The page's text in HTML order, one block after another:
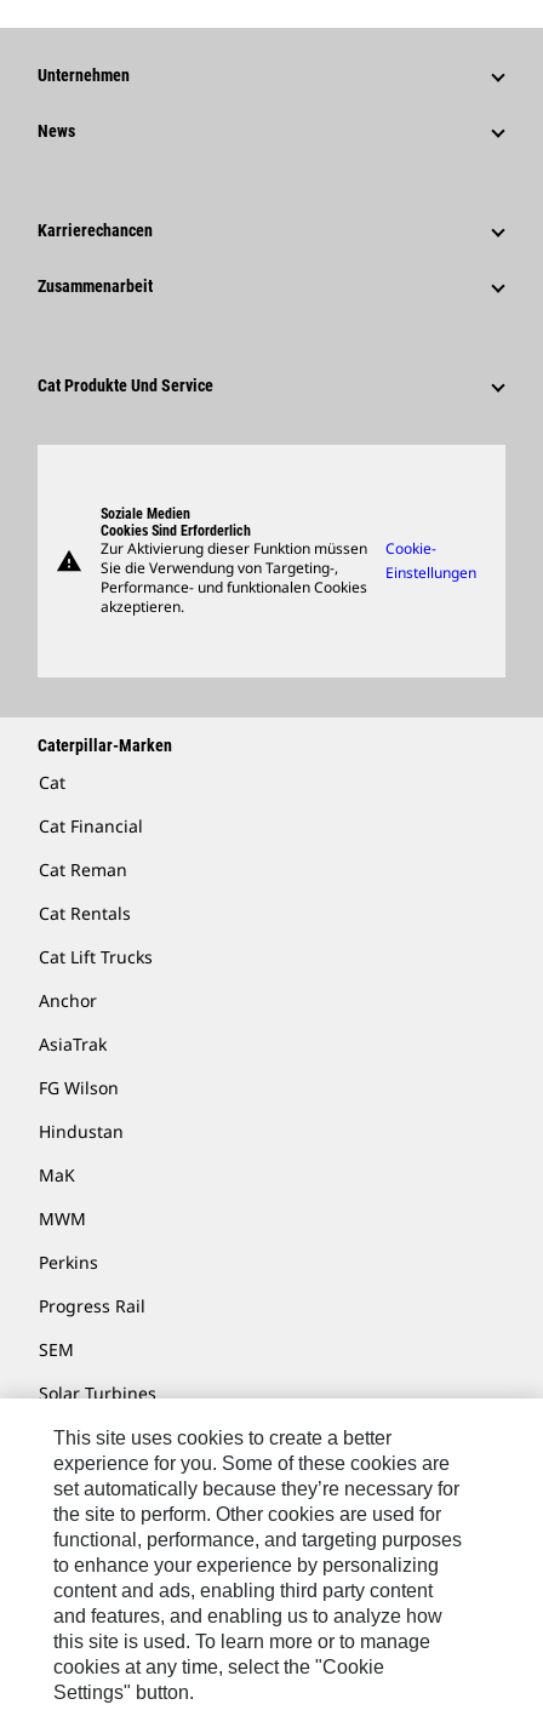
Unternehmen
Strategie
Verhaltenskodex
Innovation
News
Unternehmensweite Pressemitteilungen
Karrierechancen
Warum Caterpillar?
Zusammenarbeit
Lieferanten
Cat Produkte Und Service
Support
Merchandise
Händler Suchen
warning
Soziale Medien
Cookies Sind Erforderlich
Zur Aktivierung dieser Funktion müssen
Sie die Verwendung von Targeting-,
Performance- und funktionalen Cookies
akzeptieren.
Cookie-
Einstellungen
Caterpillar-Marken
Cat
Cat Financial
Cat Reman
Cat Rentals
Cat Lift Trucks
Anchor
AsiaTrak
FG Wilson
Hindustan
MaK
MWM
Perkins
Progress Rail
SEM
Solar Turbines
SPM Oil & Gas
Turner Powertrain Systems
Kontakt/Imprint
Sitemap
Cookie Settings
Rechtliche Hinweise
This site uses cookies to create a better
experience for you. Some of these cookies are
set automatically because they’re necessary for
the site to perform. Other cookies are used for
functional, performance, and targeting purposes
to enhance your experience by personalizing
content and ads, enabling third party content
and features, and enabling us to analyze how
this site is used. To learn more or to manage
cookies at any time, select the "Cookie
Settings" button.